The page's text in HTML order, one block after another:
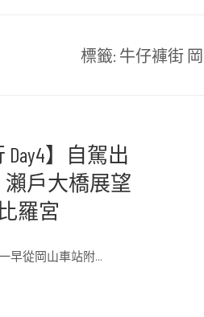
標籤: 牛仔褲街
】自駕出
戶大橋展望
羅宮
早從岡山車站附…